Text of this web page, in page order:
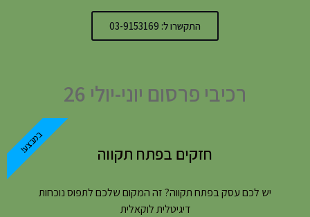
התקשרו ל: 03-9153169
רכיבי פרסום יוני-יולי 26
חזקים בפתח תקווה
יש לכם עסק בפתח תקווה? זה המקום שלכם לתפוס נוכחות
דיגיטלית לוקאלית
במבצע!